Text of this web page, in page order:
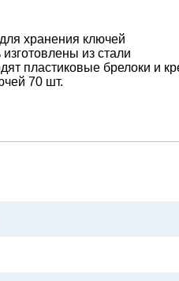
хранения ключей
из стали
пластиковые брелоки и
70 шт.